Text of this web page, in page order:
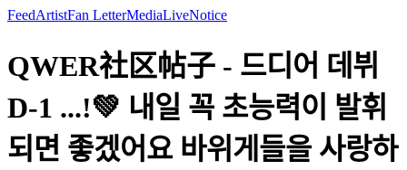
FeedArtistFan LetterMediaLiveNotice
QWER社区帖子 - 드디어 데뷔
D-1 ...!💚 내일 꼭 초능력이 발휘
되면 좋겠어요 바위게들을 사랑하